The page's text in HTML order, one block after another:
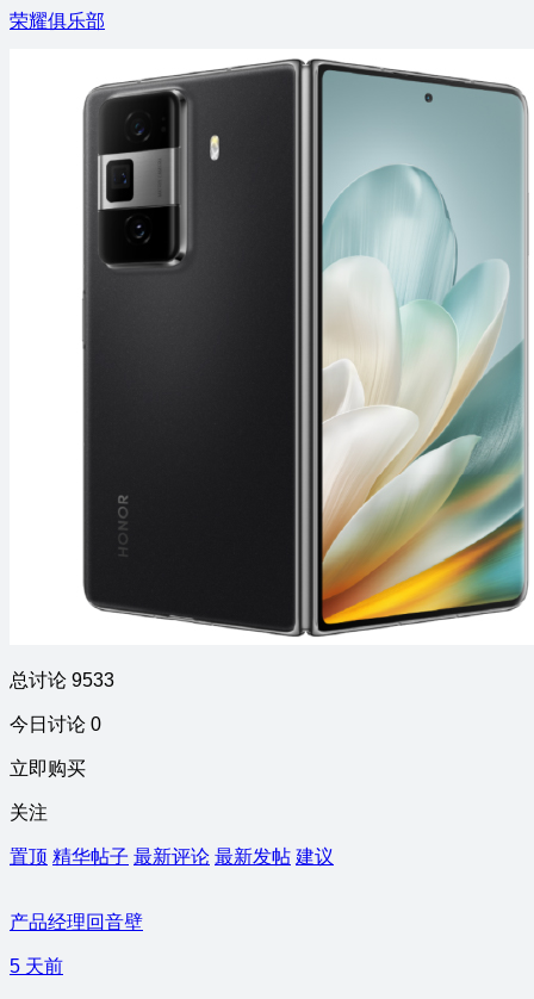
荣耀俱乐部
总讨论 9533
今日讨论 0
立即购买
关注
置顶 精华帖子 最新评论 最新发帖 建议
产品经理回音壁
5 天前